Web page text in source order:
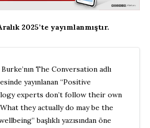
2025’te yayımlanmıştır.
The Conversation adlı
yayınlanan “Positive
experts don’t follow their own
they actually do may be the
başlıklı yazısından öne